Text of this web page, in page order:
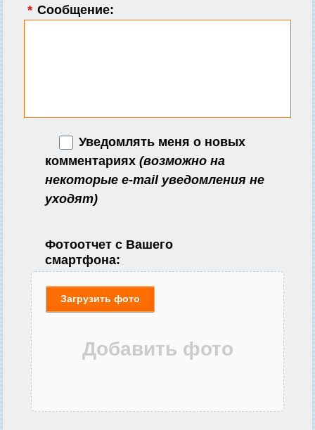
* Сообщение:
Уведомлять меня о новых
комментариях (возможно на
некоторые e-mail уведомления не
уходят)
Фотоотчет с Вашего
смартфона:
Загрузить фото